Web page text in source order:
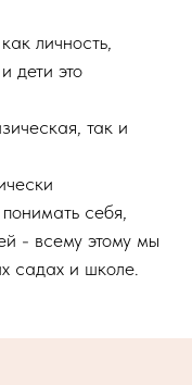
личность,
дети это
так и
себя,
- всему этому мы
садах и школе.